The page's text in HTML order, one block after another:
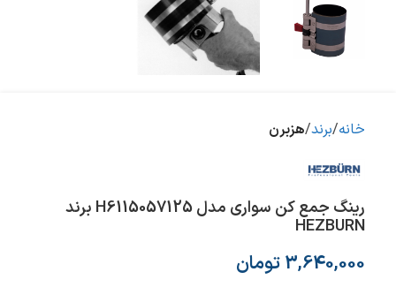
خانه برند هزبرن
رینگ جمع کن سواری مدل H6115057125 برند
HEZBURN
3,640,000تومان